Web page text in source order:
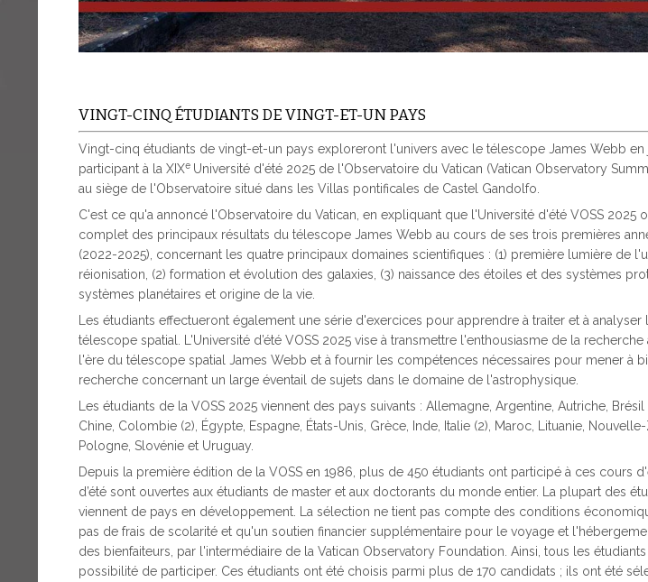
VINGT-CINQ ÉTUDIANTS DE VINGT-ET-UN PAYS
Vingt-cinq étudiants de vingt-et-un pays exploreront l'univers avec le télescope James Webb en
participant à la XIXe Université d'été 2025 de l'Observatoire du Vatican (Vatican Observatory
au siège de l'Observatoire situé dans les Villas pontificales de Castel Gandolfo.
C'est ce qu'a annoncé l'Observatoire du Vatican, en expliquant que l'Université d'été VOSS 2025
complet des principaux résultats du télescope James Webb au cours de ses trois premières
(2022-2025), concernant les quatre principaux domaines scientifiques : (1) première lumière de
réionisation, (2) formation et évolution des galaxies, (3) naissance des étoiles et des systèmes
systèmes planétaires et origine de la vie.
Les étudiants effectueront également une série d'exercices pour apprendre à traiter et à analyser
télescope spatial. L'Université d’été VOSS 2025 vise à transmettre l'enthousiasme de la
l'ère du télescope spatial James Webb et à fournir les compétences nécessaires pour mener à
recherche concernant un large éventail de sujets dans le domaine de l'astrophysique.
Les étudiants de la VOSS 2025 viennent des pays suivants : Allemagne, Argentine, Autriche, Brésil
Chine, Colombie (2), Égypte, Espagne, États-Unis, Grèce, Inde, Italie (2), Maroc, Lituanie, Nouvelle-
Pologne, Slovénie et Uruguay.
Depuis la première édition de la VOSS en 1986, plus de 450 étudiants ont participé à ces cours
d’été sont ouvertes aux étudiants de master et aux doctorants du monde entier. La plupart des
viennent de pays en développement. La sélection ne tient pas compte des conditions
pas de frais de scolarité et qu'un soutien financier supplémentaire pour le voyage et
des bienfaiteurs, par l'intermédiaire de la Vatican Observatory Foundation. Ainsi, tous les
possibilité de participer. Ces étudiants ont été choisis parmi plus de 170 candidats ; ils ont été